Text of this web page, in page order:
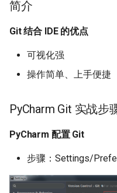
PyCharm Git 实战步骤
PyCharm 配置 Git
PyCharm 配置 Gitee
PyCharm 界面操作
简介
Git 结合 IDE 的优点
可视化强
操作简单、上手便捷
PyCharm Git 实战步
PyCharm 配置 Git
步骤：Settings/